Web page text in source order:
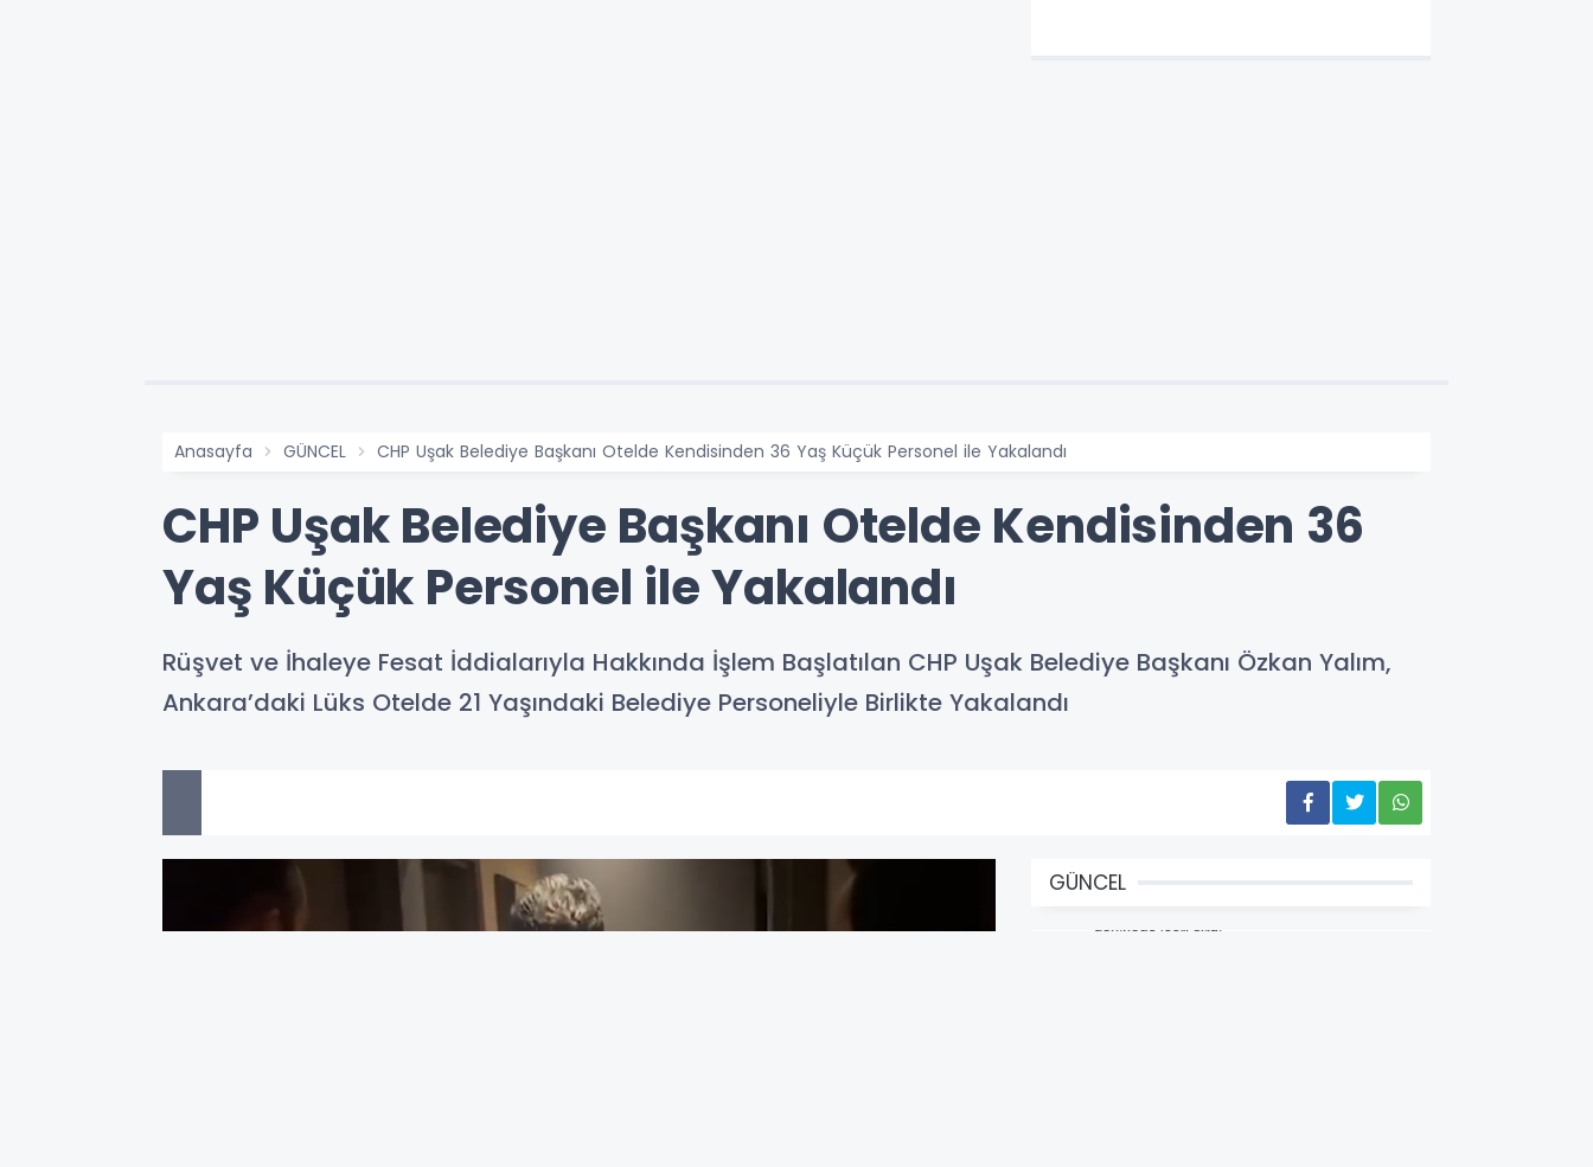
Anasayfa GÜNCEL CHP Uşak Belediye Başkanı Otelde Kendisinden 36 Yaş Küçük Personel ile Yakalandı
CHP Uşak Belediye Başkanı Otelde Kendisinden 36
Yaş Küçük Personel ile Yakalandı
Rüşvet ve İhaleye Fesat İddialarıyla Hakkında İşlem Başlatılan CHP Uşak Belediye Başkanı Özkan Yalım,
Ankara’daki Lüks Otelde 21 Yaşındaki Belediye Personeliyle Birlikte Yakalandı
GÜNCEL